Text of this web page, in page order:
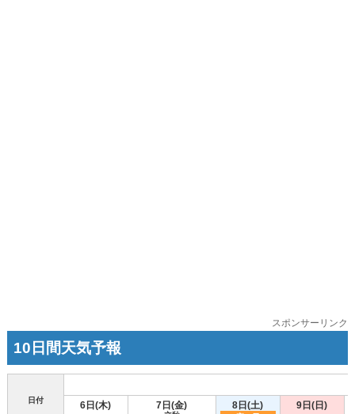
スポンサーリンク
10日間天気予報
日付 6日(木) 7日(金) 8日(土) 9日(日)